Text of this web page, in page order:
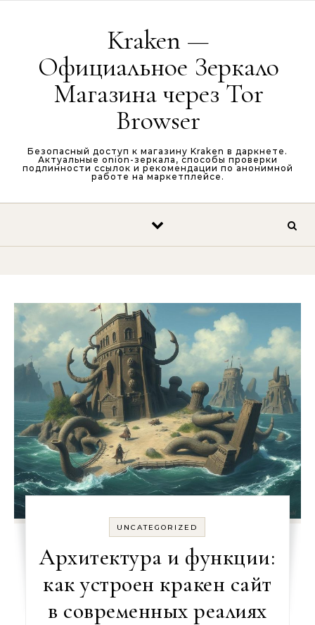
Kraken —
Официальное Зеркало
Магазина через Tor
Browser
Безопасный доступ к магазину Kraken в даркнете.
Актуальные onion-зеркала, способы проверки
подлинности ссылок и рекомендации по анонимной
работе на маркетплейсе.
UNCATEGORIZED
Архитектура и функции:
как устроен кракен сайт
в современных реалиях